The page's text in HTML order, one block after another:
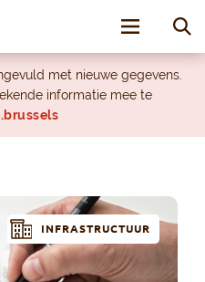
Toggle
met nieuwe gegevens.
informatie mee te
INFRASTRUCTUUR